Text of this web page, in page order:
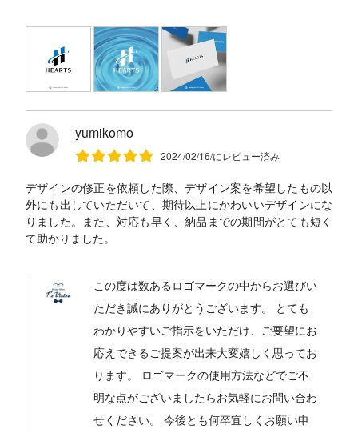
yumikomo
2024/02/16/にレビュー済み
デザインの修正を依頼した際、デザイン案を希望したもの以
外にも出していただいて、期待以上にかわいいデザインにな
りました。また、対応も早く、納品までの期間がとても短く
て助かりました。
この度は数あるロゴマークの中からお選びい
ただき誠にありがとうございます。 とても
わかりやすいご指示をいただけ、ご要望にお
応えできるご提案が出来大変嬉しく思ってお
ります。 ロゴマークの使用方法などでご不
明な点がございましたらお気軽にお問い合わ
せください。 今後とも何卒宜しくお願い申